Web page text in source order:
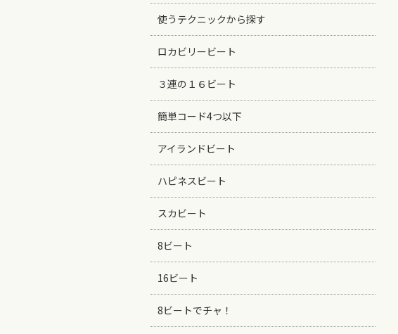
使うテクニックから探す
ロカビリービート
３連の１６ビート
簡単コード4つ以下
アイランドビート
ハピネスビート
スカビート
8ビート
16ビート
8ビートでチャ！